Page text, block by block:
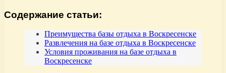
Содержание статьи:
Преимущества базы отдыха в Воскресенске
Развлечения на базе отдыха в Воскресенске
Условия проживания на базе отдыха в
Воскресенске